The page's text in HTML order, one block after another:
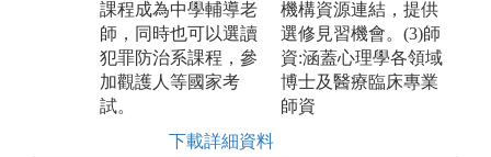
課程成為中學輔導老
師，同時也可以選讀
犯罪防治系課程，參
加觀護人等國家考
試。
下載詳細資料
機構資源連結，提供
選修見習機會。(3)師
資:涵蓋心理學各領域
博士及醫療臨床專業
師資